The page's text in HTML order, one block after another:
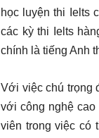
học luyện thi Ielts
các kỳ thi Ielts
chính là tiếng Anh
Với việc chú trọng
với công nghệ
viên trong việc có